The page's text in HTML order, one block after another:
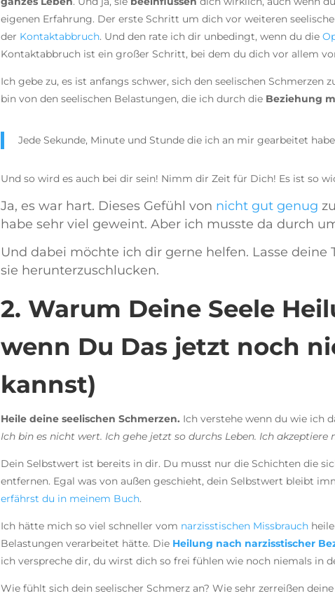
eigenen Erfahrung. Der erste Schritt um dich vor weiteren
der Kontaktabbruch. Und den rate ich dir unbedingt, wenn du die
Kontaktabbruch ist ein großer Schritt, bei dem du dich vor allem
Ich gebe zu, es ist anfangs schwer, sich den seelischen Schmerzen
bin von den seelischen Belastungen, die ich durch die Beziehung
Jede Sekunde, Minute und Stunde die ich an mir gearbeitet
Und so wird es auch bei dir sein! Nimm dir Zeit für Dich! Es ist so
Ja, es war hart. Dieses Gefühl von nicht gut genug
habe sehr viel geweint. Aber ich musste da durch
Und dabei möchte ich dir gerne helfen. Lasse deine
sie herunterzuschlucken.
2. Warum Deine Seele
wenn Du Das jetzt noch
kannst)
Heile deine seelischen Schmerzen. Ich verstehe wenn du wie ich
Ich bin es nicht wert. Ich gehe jetzt so durchs Leben. Ich akzeptiere
Dein Selbstwert ist bereits in dir. Du musst nur die Schichten die
entfernen. Egal was von außen geschieht, dein Selbstwert bleibt
erfährst du in meinem Buch.
Ich hätte mich so viel schneller vom narzisstischen Missbrauch
Belastungen verarbeitet hätte. Die Heilung nach narzisstischer
ich verspreche dir, du wirst dich so frei fühlen wie noch niemals in
Wie fühlt sich dein seelischer Schmerz an? Wie sehr zerreißen